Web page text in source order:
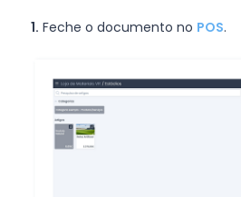
1. Feche o documento no POS.